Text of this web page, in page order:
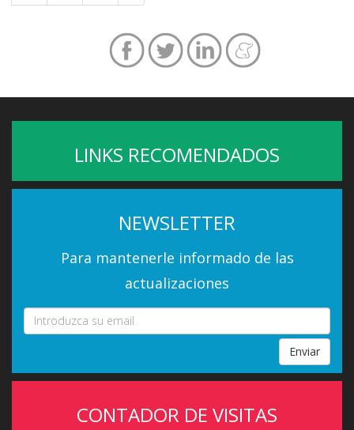
LINKS RECOMENDADOS
NEWSLETTER
Para mantenerle informado de las
actualizaciones
Enviar
CONTADOR DE VISITAS